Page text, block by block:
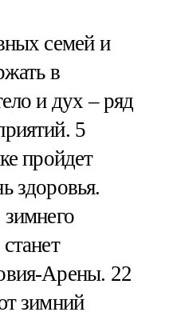
семей и
в
и дух – ряд
5
пройдет
здоровья.
Арены. 22
зимний